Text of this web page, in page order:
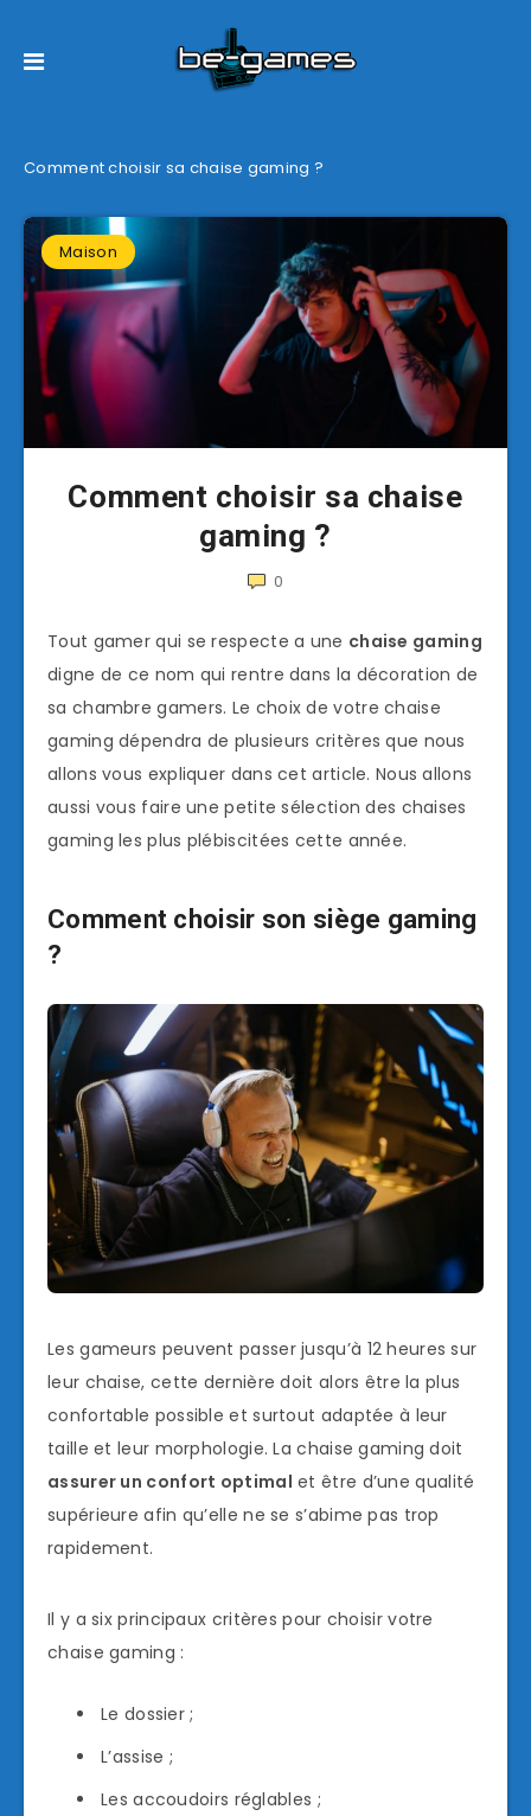
Comment choisir sa chaise gaming ?
Maison
Comment choisir sa chaise
gaming ?
0
Tout gamer qui se respecte a une chaise gaming
digne de ce nom qui rentre dans la décoration de
sa chambre gamers. Le choix de votre chaise
gaming dépendra de plusieurs critères que nous
allons vous expliquer dans cet article. Nous allons
aussi vous faire une petite sélection des chaises
gaming les plus plébiscitées cette année.
Comment choisir son siège gaming
?
Les gameurs peuvent passer jusqu’à 12 heures sur
leur chaise, cette dernière doit alors être la plus
confortable possible et surtout adaptée à leur
taille et leur morphologie. La chaise gaming doit
assurer un confort optimal et être d’une qualité
supérieure afin qu’elle ne se s’abime pas trop
rapidement.
Il y a six principaux critères pour choisir votre
chaise gaming :
Le dossier ;
L’assise ;
Les accoudoirs réglables ;